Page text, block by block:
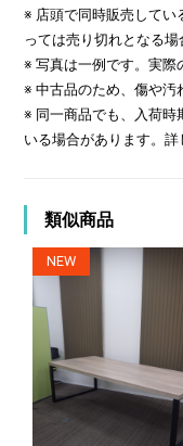
※ 店頭で同時販売してい
っては売り切れとなる場
※ 写真は一例です。実際
※ 中古品のため、傷や汚
※ 同一商品でも、入荷時
いる場合があります。詳
類似商品
NEW